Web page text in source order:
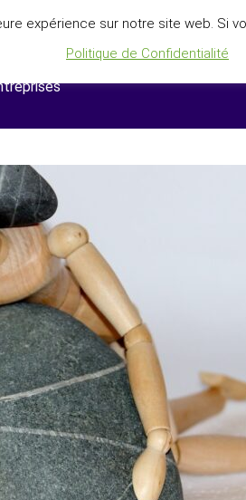
expérience sur notre site web. Si
Politique de Confidentialité